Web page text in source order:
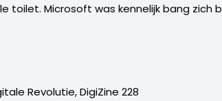
toilet. Microsoft was kennelijk bang zich
Revolutie, DigiZine 228